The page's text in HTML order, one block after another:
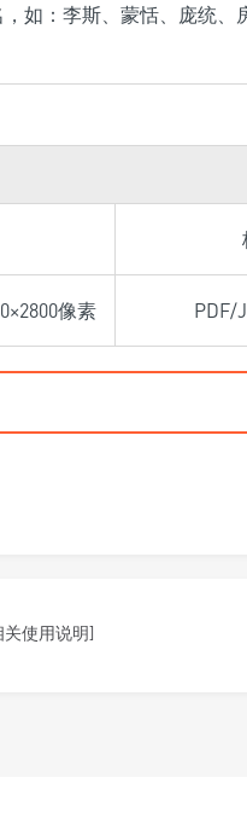
如：李斯、蒙恬、庞统、
像素 PDF/
关使用说明]